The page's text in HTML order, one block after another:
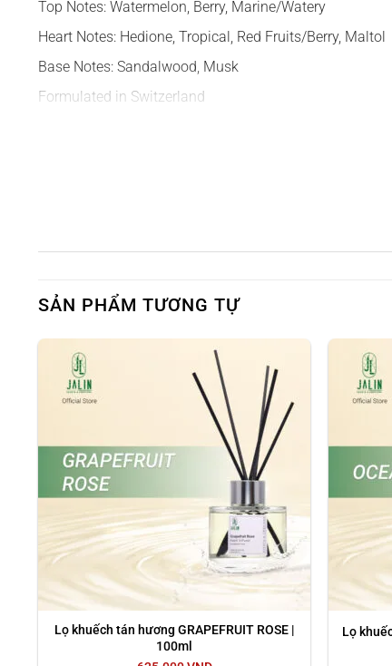
Top Notes: Watermelon, Berry, Marine/Watery
Heart Notes: Hedione, Tropical, Red Fruits/Berry, Maltol
Base Notes: Sandalwood, Musk
Formulated in Switzerland
Summer Breeze là mùi hương của những ngày nắng
2. Thành phần
- Gồm 5 que khuếch tán với chất liệu Mây.
- Tinh dầu nước hoa cao cấp sáng tạo từ Pháp, Thụy
- Lọ chất liệu thủy tinh cao cấp dung tích 100ml.
3. Công dụng
- Tạo mùi thơm trong không gian: Lọ khuếch tán tinh
hay trong các không gian công cộng.
- Tán hương nước hoa có khả năng loại bỏ mùi khó
4. Thời gian sử dụng
SẢN PHẨM TƯƠNG TỰ
Lọ khuếch tán hương GRAPEFRUIT ROSE |
100ml
Lọ